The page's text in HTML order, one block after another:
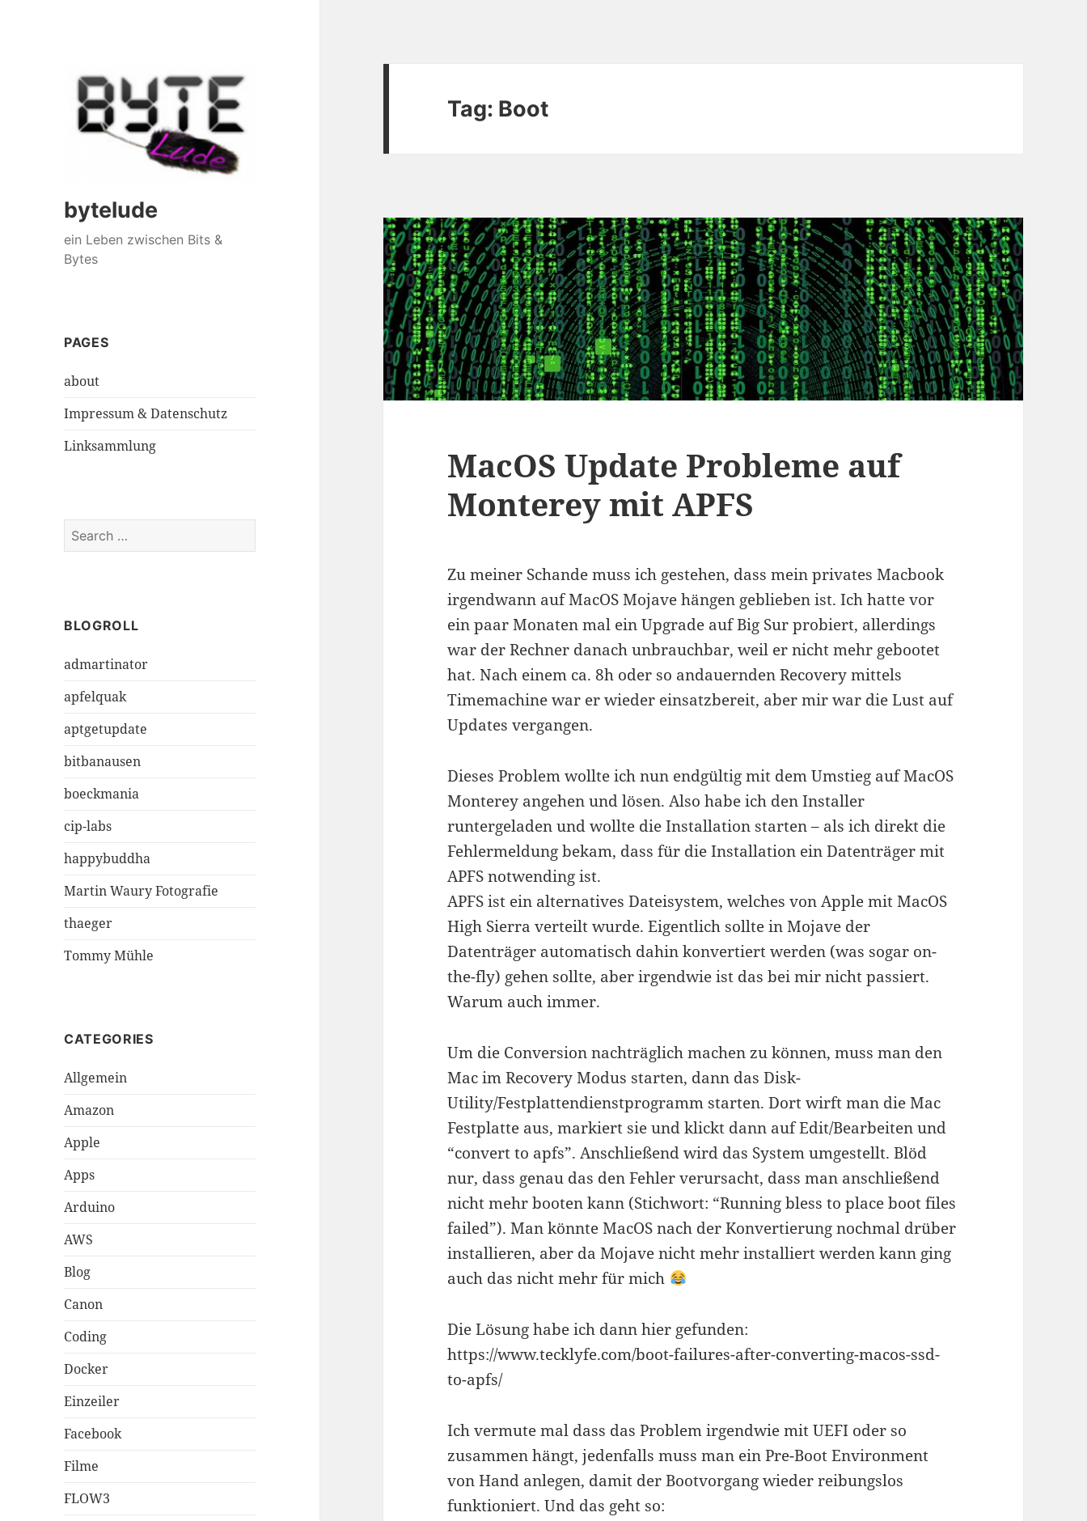
bytelude
ein Leben zwischen Bits &
Bytes
PAGES
about
Impressum & Datenschutz
Linksammlung
e
h
o
:
BLOGROLL
admartinator
apfelquak
aptgetupdate
bitbanausen
boeckmania
cip-labs
happybuddha
Martin Waury Fotografie
thaeger
Tommy Mühle
CATEGORIES
Allgemein
Amazon
Apple
Apps
Arduino
AWS
Blog
Canon
Coding
Docker
Einzeiler
Facebook
Filme
FLOW3
Tag: Boot
MacOS Update Probleme auf
Monterey mit APFS
Zu meiner Schande muss ich gestehen, dass mein privates Macbook
irgendwann auf MacOS Mojave hängen geblieben ist. Ich hatte vor
ein paar Monaten mal ein Upgrade auf Big Sur probiert, allerdings
war der Rechner danach unbrauchbar, weil er nicht mehr gebootet
hat. Nach einem ca. 8h oder so andauernden Recovery mittels
Timemachine war er wieder einsatzbereit, aber mir war die Lust auf
Updates vergangen.
Dieses Problem wollte ich nun endgültig mit dem Umstieg auf MacOS
Monterey angehen und lösen. Also habe ich den Installer
runtergeladen und wollte die Installation starten – als ich direkt die
Fehlermeldung bekam, dass für die Installation ein Datenträger mit
APFS notwending ist.
APFS ist ein alternatives Dateisystem, welches von Apple mit MacOS
High Sierra verteilt wurde. Eigentlich sollte in Mojave der
Datenträger automatisch dahin konvertiert werden (was sogar on-
the-fly) gehen sollte, aber irgendwie ist das bei mir nicht passiert.
Warum auch immer.
Um die Conversion nachträglich machen zu können, muss man den
Mac im Recovery Modus starten, dann das Disk-
Utility/Festplattendienstprogramm starten. Dort wirft man die Mac
Festplatte aus, markiert sie und klickt dann auf Edit/Bearbeiten und
“convert to apfs”. Anschließend wird das System umgestellt. Blöd
nur, dass genau das den Fehler verursacht, dass man anschließend
nicht mehr booten kann (Stichwort: “Running bless to place boot files
failed”). Man könnte MacOS nach der Konvertierung nochmal drüber
installieren, aber da Mojave nicht mehr installiert werden kann ging
auch das nicht mehr für mich
Die Lösung habe ich dann hier gefunden:
https://www.tecklyfe.com/boot-failures-after-converting-macos-ssd-
to-apfs/
Ich vermute mal dass das Problem irgendwie mit UEFI oder so
zusammen hängt, jedenfalls muss man ein Pre-Boot Environment
von Hand anlegen, damit der Bootvorgang wieder reibungslos
funktioniert. Und das geht so: